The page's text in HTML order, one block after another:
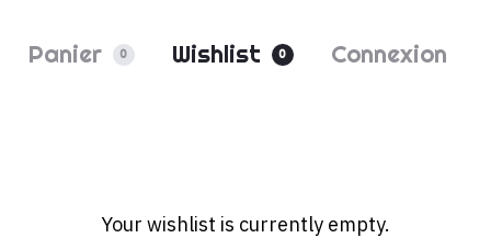
Panier 0 Wishlist 0 Connexion
Your wishlist is currently empty.